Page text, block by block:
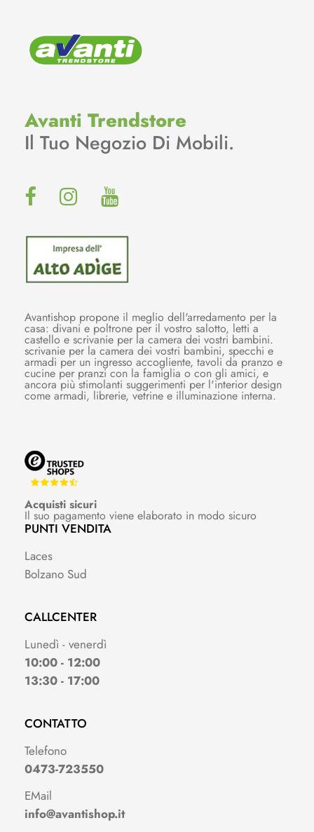
Avanti Trendstore
Il Tuo Negozio Di Mobili.
Avantishop propone il meglio dell'arredamento per la
casa: divani e poltrone per il vostro salotto, letti a
castello e scrivanie per la camera dei vostri bambini.
scrivanie per la camera dei vostri bambini, specchi e
armadi per un ingresso accogliente, tavoli da pranzo e
cucine per pranzi con la famiglia o con gli amici, e
ancora più stimolanti suggerimenti per l'interior design
come armadi, librerie, vetrine e illuminazione interna.
Acquisti sicuri
Il suo pagamento viene elaborato in modo sicuro
PUNTI VENDITA
Laces
Bolzano Sud
CALLCENTER
Lunedì - venerdì
10:00 - 12:00
13:30 - 17:00
CONTATTO
Telefono
0473-723550
EMail
info@avantishop.it